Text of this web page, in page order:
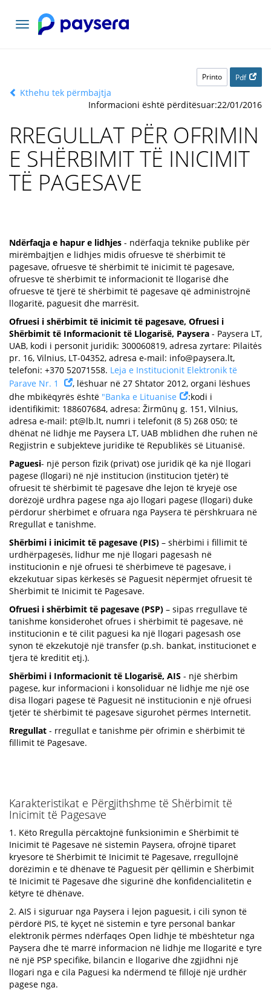
Navigacioni
toggle
Printo Pdf
Kthehu tek përmbajtja
Informacioni është përditësuar:22/01/2016
RREGULLAT PËR OFRIMIN
E SHËRBIMIT TË INICIMIT
TË PAGESAVE
Ndërfaqja e hapur e lidhjes - ndërfaqja teknike publike për
mirëmbajtjen e lidhjes midis ofruesve të shërbimit të
pagesave, ofruesve të shërbimit të inicimit të pagesave,
ofruesve të shërbimit të informacionit të llogarisë dhe
ofruesve të tjerë të shërbimit të pagesave që administrojnë
llogaritë, paguesit dhe marrësit.
Ofruesi i shërbimit të inicimit të pagesave, Ofruesi i
Shërbimit të Informacionit të Llogarisë, Paysera - Paysera LT,
UAB, kodi i personit juridik: 300060819, adresa zyrtare: Pilaitės
pr. 16, Vilnius, LT-04352, adresa e-mail: info@paysera.lt,
telefoni: +370 52071558. Leja e Institucionit Elektronik të
Parave Nr. 1
, lëshuar në 27 Shtator 2012, organi lëshues
dhe mbikëqyrës është "Banka e Lituanise
:kodi i
identifikimit: 188607684, adresa: Žirmūnų g. 151, Vilnius,
adresa e-mail: pt@lb.lt, numri i telefonit (8 5) 268 050; të
dhënat në lidhje me Paysera LT, UAB mblidhen dhe ruhen në
Regjistrin e subjekteve juridike të Republikës së Lituanisë.
Paguesi- një person fizik (privat) ose juridik që ka një llogari
pagese (llogari) në një institucion (institucion tjetër) të
ofruesit të shërbimit të pagesave dhe lejon të kryejë ose
dorëzojë urdhra pagese nga ajo llogari pagese (llogari) duke
përdorur shërbimet e ofruara nga Paysera të përshkruara në
Rregullat e tanishme.
Shërbimi i inicimit të pagesave (PIS) – shërbimi i fillimit të
urdhërpagesës, lidhur me një llogari pagesash në
institucionin e një ofruesi të shërbimeve të pagesave, i
ekzekutuar sipas kërkesës së Paguesit nëpërmjet ofruesit të
Shërbimit të Inicimit të Pagesave.
Ofruesi i shërbimit të pagesave (PSP) – sipas rregullave të
tanishme konsiderohet ofrues i shërbimit të pagesave, në
institucionin e të cilit paguesi ka një llogari pagesash ose
synon të ekzekutojë një transfer (p.sh. bankat, institucionet e
tjera të kreditit etj.).
Shërbimi i Informacionit të Llogarisë, AIS - një shërbim
pagese, kur informacioni i konsoliduar në lidhje me një ose
disa llogari pagese të Paguesit në institucionin e një ofruesi
tjetër të shërbimit të pagesave sigurohet përmes Internetit.
Rregullat - rregullat e tanishme për ofrimin e shërbimit të
fillimit të Pagesave.
Karakteristikat e Përgjithshme të Shërbimit të
Inicimit të Pagesave
1. Këto Rregulla përcaktojnë funksionimin e Shërbimit të
Inicimit të Pagesave në sistemin Paysera, ofrojnë tiparet
kryesore të Shërbimit të Inicimit të Pagesave, rregullojnë
dorëzimin e të dhënave të Paguesit për qëllimin e Shërbimit
të Inicimit të Pagesave dhe sigurinë dhe konfidencialitetin e
këtyre të dhënave.
2. AIS i siguruar nga Paysera i lejon paguesit, i cili synon të
përdorë PIS, të kyçet në sistemin e tyre personal bankar
elektronik përmes ndërfaqes Open lidhje të mbështetur nga
Paysera dhe të marrë informacion në lidhje me llogaritë e tyre
në një PSP specifike, bilancin e llogarive dhe zgjidhni një
llogari nga e cila Paguesi ka ndërmend të fillojë një urdhër
pagese nga.